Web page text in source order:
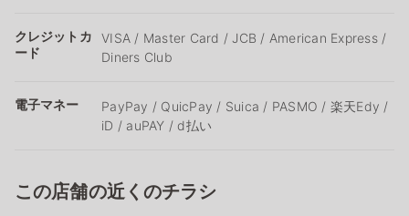
クレジットカ
ード
VISA / Master Card / JCB / American Express /
Diners Club
電子マネー
PayPay / QuicPay / Suica / PASMO / 楽天Edy /
iD / auPAY / d払い
この店舗の近くのチラシ